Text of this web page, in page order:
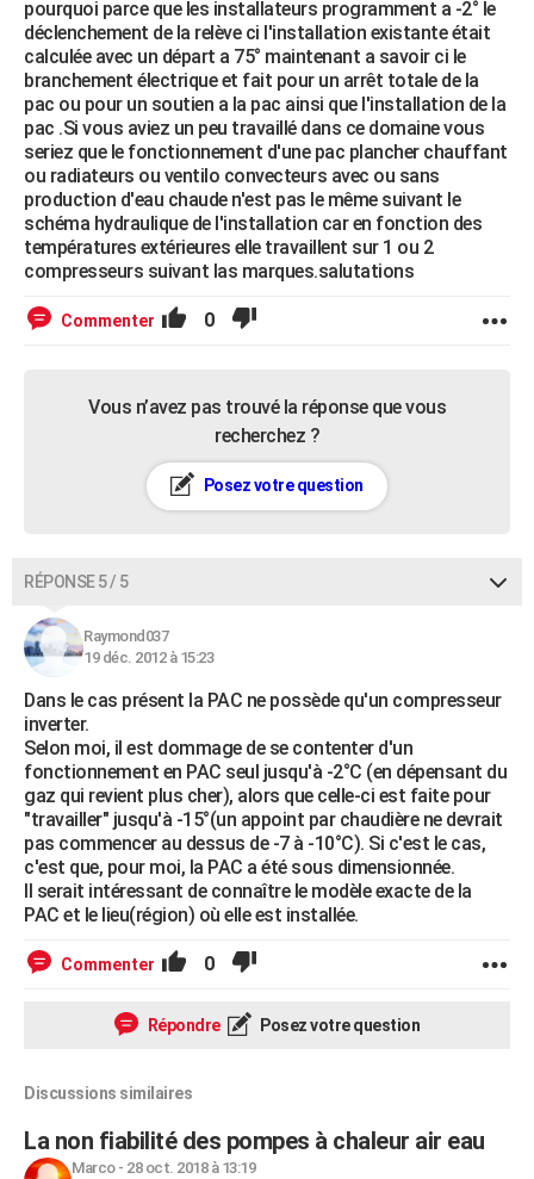
pourquoi parce que les installateurs programment a -2° le
déclenchement de la relève ci l'installation existante était
calculée avec un départ a 75° maintenant a savoir ci le
branchement électrique et fait pour un arrêt totale de la
pac ou pour un soutien a la pac ainsi que l'installation de la
pac .Si vous aviez un peu travaillé dans ce domaine vous
seriez que le fonctionnement d'une pac plancher chauffant
ou radiateurs ou ventilo convecteurs avec ou sans
production d'eau chaude n'est pas le même suivant le
schéma hydraulique de l'installation car en fonction des
températures extérieures elle travaillent sur 1 ou 2
compresseurs suivant las marques.salutations
Commenter 0
Vous n’avez pas trouvé la réponse que vous
recherchez ?
Posez votre question
RÉPONSE 5 / 5
Raymond037
19 déc. 2012 à 15:23
Dans le cas présent la PAC ne possède qu'un compresseur
inverter.
Selon moi, il est dommage de se contenter d'un
fonctionnement en PAC seul jusqu'à -2°C (en dépensant du
gaz qui revient plus cher), alors que celle-ci est faite pour
"travailler" jusqu'à -15°(un appoint par chaudière ne devrait
pas commencer au dessus de -7 à -10°C). Si c'est le cas,
c'est que, pour moi, la PAC a été sous dimensionnée.
Il serait intéressant de connaître le modèle exacte de la
PAC et le lieu(région) où elle est installée.
Commenter 0
Répondre Posez votre question
Discussions similaires
La non fiabilité des pompes à chaleur air eau
Marco- 28 oct. 2018 à 13:19